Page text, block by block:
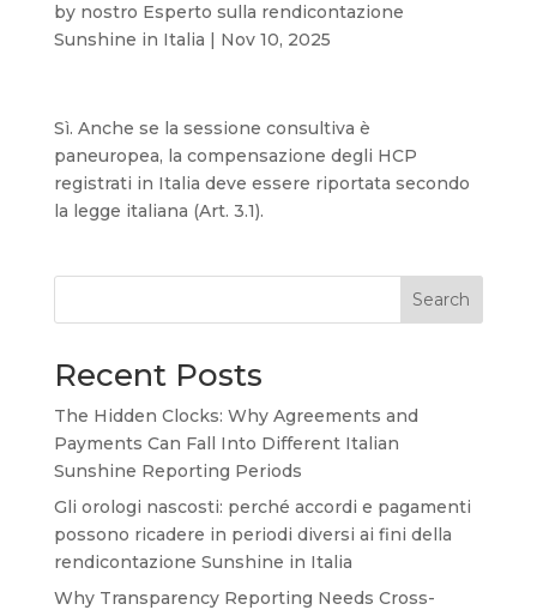
by nostro Esperto sulla rendicontazione
Sunshine in Italia | Nov 10, 2025
Sì. Anche se la sessione consultiva è
paneuropea, la compensazione degli HCP
registrati in Italia deve essere riportata secondo
la legge italiana (Art. 3.1).
Search
Recent Posts
The Hidden Clocks: Why Agreements and
Payments Can Fall Into Different Italian
Sunshine Reporting Periods
Gli orologi nascosti: perché accordi e pagamenti
possono ricadere in periodi diversi ai fini della
rendicontazione Sunshine in Italia
Why Transparency Reporting Needs Cross-